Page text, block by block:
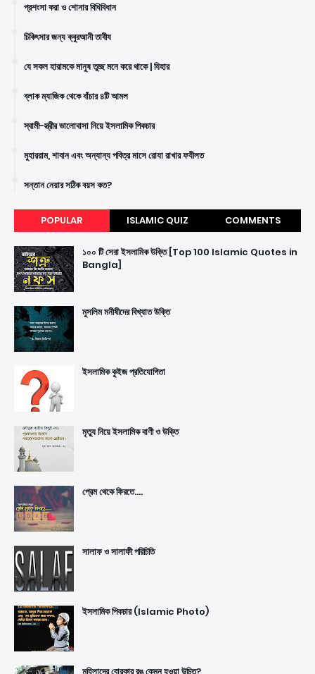
প্রশংসা করা ও শোনার বিধিবিধান
চিকিৎসার জন্য ক্বুরআনী তাবীয
যে সকল হারামকে মানুষ তুচ্ছ মনে করে থাকে | যিহার
ব্লাক ম্যাজিক থেকে বাঁচার ৪টি আমল
স্বামী-স্ত্রীর ভালোবাসা নিয়ে ইসলামিক পিকচার
মুহাররাম, শাবান এবং অন্যান্য পবিত্র মাসে রোযা রাখার ফযীলত
সন্তান নেয়ার সঠিক বয়স কত?
POPULAR ISLAMIC QUIZ COMMENTS
১০০ টি সেরা ইসলামিক উক্তি [Top 100 Islamic Quotes in
Bangla]
মুসলিম মনীষীদের বিখ্যাত উক্তি
ইসলামিক কুইজ প্রতিযোগিতা
মৃত্যু নিয়ে ইসলামিক বাণী ও উক্তি
প্রেম থেকে ফিরতে....
সালাফ ও সালাফী পরিচিতি
ইসলামিক পিকচার (Islamic Photo)